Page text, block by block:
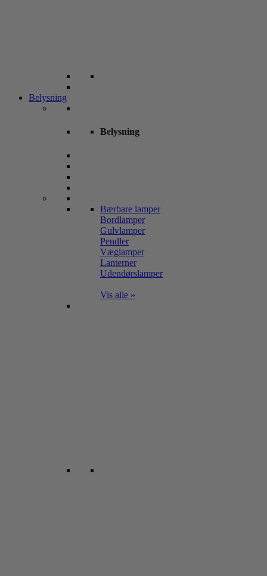
Belysning
Belysning
Bærbare lamper
Bordlamper
Gulvlamper
Pendler
Væglamper
Lanterner
Udendørslamper
Vis alle »